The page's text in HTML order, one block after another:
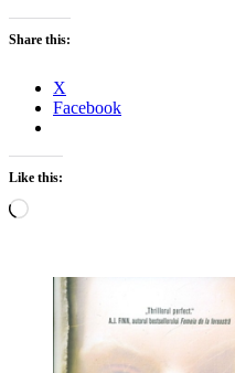
Share this:
X
Facebook
Like this:
Loading…